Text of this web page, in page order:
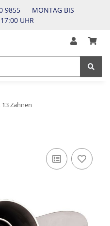
9855 MONTAG BIS
UHR
13 Zähnen